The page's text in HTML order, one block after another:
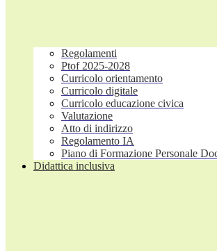
Regolamenti
Ptof 2025-2028
Curricolo orientamento
Curricolo digitale
Curricolo educazione civica
Valutazione
Atto di indirizzo
Regolamento IA
Piano di Formazione Personale
Didattica inclusiva